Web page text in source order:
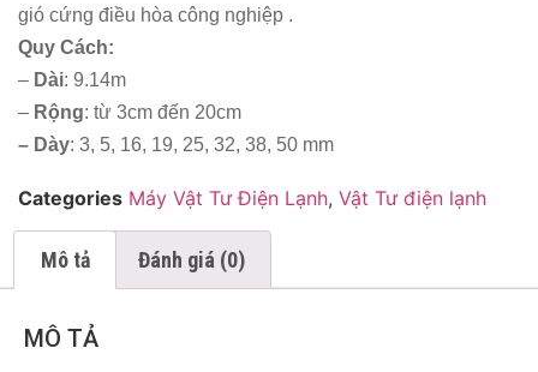
gió cứng điều hòa công nghiệp .
Quy Cách:
– Dài: 9.14m
– Rộng: từ 3cm đến 20cm
– Dày: 3, 5, 16, 19, 25, 32, 38, 50 mm
Categories Máy Vật Tư Điện Lạnh, Vật Tư điện lạnh
Mô tả Đánh giá (0)
MÔ TẢ